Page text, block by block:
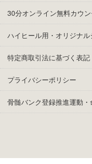
30分オンライン無料カウ
ハイヒール用・オリジナ
特定商取引法に基づく表記
プライバシーポリシー
骨髄バンク登録推進運動・